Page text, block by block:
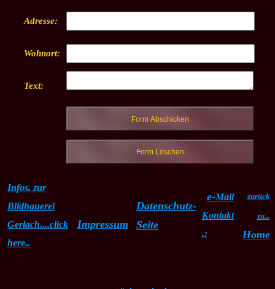
Adresse:
Wohnort:
Text:
Infos, zur
Bildhauerei
Gerlach....click
here..
Impressum
Datenschutz-
Seite
e-Mail
Kontakt
.:
zurück
zu...
Home